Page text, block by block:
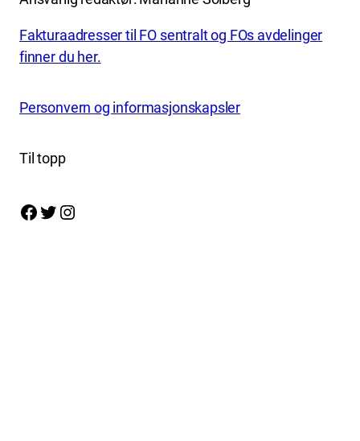
Fakturaadresser til FO sentralt og FOs avdelinger
finner du her.
Personvern og informasjonskapsler
Til topp
Facebook Twitter Instagram